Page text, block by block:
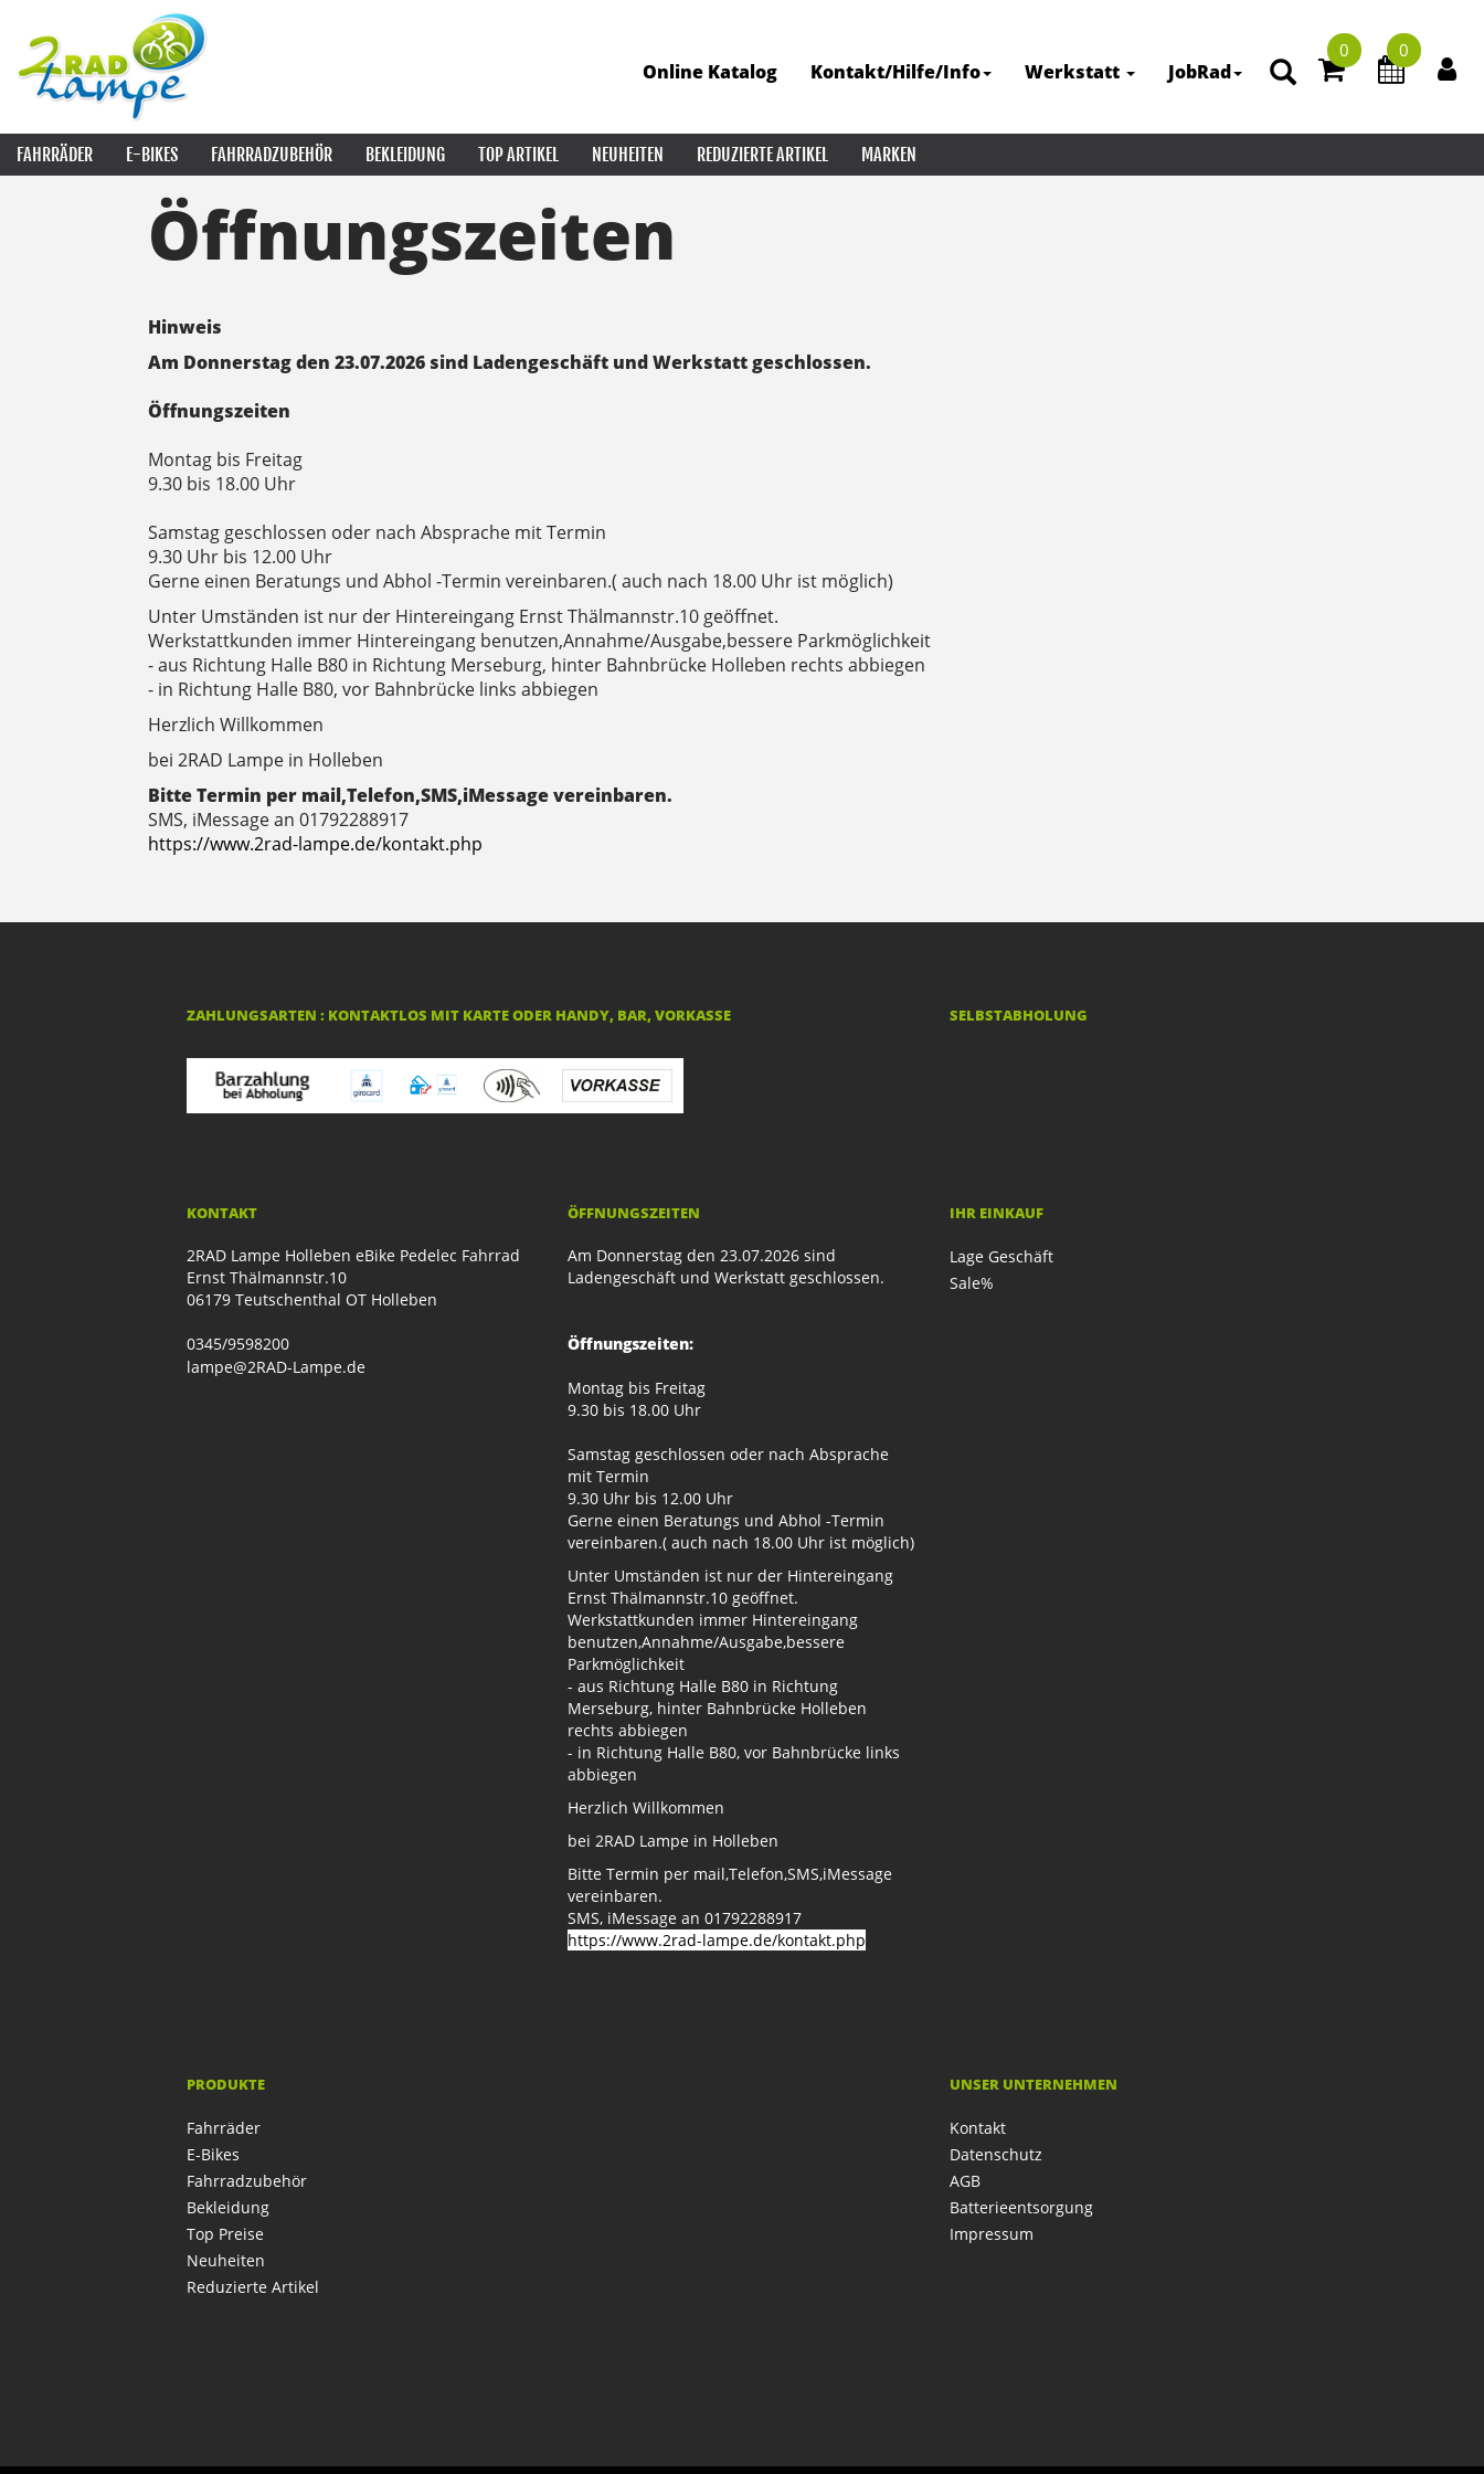
0 0
Online Katalog Kontakt/Hilfe/Info Werkstatt JobRad
FAHRRÄDER E-BIKES FAHRRADZUBEHÖR BEKLEIDUNG TOP ARTIKEL NEUHEITEN REDUZIERTE ARTIKEL MARKEN
Öffnungszeiten
Hinweis
Am Donnerstag den 23.07.2026 sind Ladengeschäft und Werkstatt geschlossen.
Öffnungszeiten
Montag bis Freitag
9.30 bis 18.00 Uhr
Samstag geschlossen oder nach Absprache mit Termin
9.30 Uhr bis 12.00 Uhr
Gerne einen Beratungs und Abhol -Termin vereinbaren.( auch nach 18.00 Uhr ist möglich)
Unter Umständen ist nur der Hintereingang Ernst Thälmannstr.10 geöffnet.
Werkstattkunden immer Hintereingang benutzen,Annahme/Ausgabe,bessere Parkmöglichkeit
- aus Richtung Halle B80 in Richtung Merseburg, hinter Bahnbrücke Holleben rechts abbiegen
- in Richtung Halle B80, vor Bahnbrücke links abbiegen
Herzlich Willkommen
bei 2RAD Lampe in Holleben
Bitte Termin per mail,Telefon,SMS,iMessage vereinbaren.
SMS, iMessage an 01792288917
https://www.2rad-lampe.de/kontakt.php
ZAHLUNGSARTEN : KONTAKTLOS MIT KARTE ODER HANDY, BAR, VORKASSE SELBSTABHOLUNG
KONTAKT
2RAD Lampe Holleben eBike Pedelec Fahrrad
Ernst Thälmannstr.10
06179 Teutschenthal OT Holleben
0345/9598200
lampe@2RAD-Lampe.de
ÖFFNUNGSZEITEN
Am Donnerstag den 23.07.2026 sind
Ladengeschäft und Werkstatt geschlossen.
Öffnungszeiten:
Montag bis Freitag
9.30 bis 18.00 Uhr
Samstag geschlossen oder nach Absprache
mit Termin
9.30 Uhr bis 12.00 Uhr
Gerne einen Beratungs und Abhol -Termin
vereinbaren.( auch nach 18.00 Uhr ist möglich)
Unter Umständen ist nur der Hintereingang
Ernst Thälmannstr.10 geöffnet.
Werkstattkunden immer Hintereingang
benutzen,Annahme/Ausgabe,bessere
Parkmöglichkeit
- aus Richtung Halle B80 in Richtung
Merseburg, hinter Bahnbrücke Holleben
rechts abbiegen
- in Richtung Halle B80, vor Bahnbrücke links
abbiegen
Herzlich Willkommen
bei 2RAD Lampe in Holleben
Bitte Termin per mail,Telefon,SMS,iMessage
vereinbaren.
SMS, iMessage an 01792288917
https://www.2rad-lampe.de/kontakt.php
IHR EINKAUF
Lage Geschäft
Sale%
PRODUKTE
Fahrräder
E-Bikes
Fahrradzubehör
Bekleidung
Top Preise
Neuheiten
Reduzierte Artikel
UNSER UNTERNEHMEN
Kontakt
Datenschutz
AGB
Batterieentsorgung
Impressum